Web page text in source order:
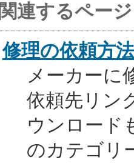
関連するページ
修理の依頼方法
メーカーに
依頼先リン
ウンロード
のカテゴリ